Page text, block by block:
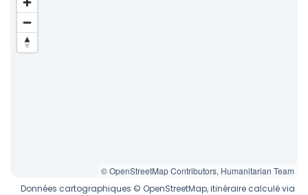
© OpenStreetMap Contributors, Humanitarian Team
Données cartographiques © OpenStreetMap, itinéraire calculé via